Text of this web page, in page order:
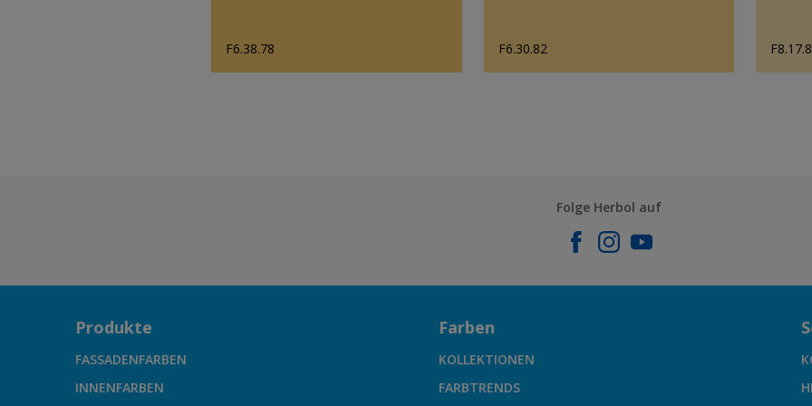
F6.38.78 F6.30.82
Folge Herbol auf
Produkte
FASSADENFARBEN
INNENFARBEN
Farben
KOLLEKTIONEN
FARBTRENDS